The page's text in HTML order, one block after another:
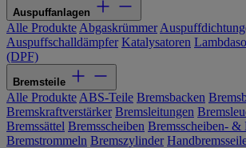
Auspuffanlagen
Alle Produkte Abgaskrümmer
Auspuffschalldämpfer Katalysatoren
(DPF)
Bremsteile
Alle Produkte ABS-Teile Bremsbacken
Bremskraftverstärker Bremsleitungen
Bremssättel Bremsscheiben Bremsscheiben- &
Bremstrommeln Bremszylinder